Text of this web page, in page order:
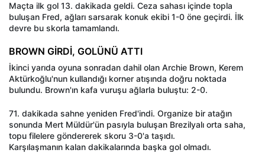
Maçta ilk gol 13. dakikada geldi. Ceza sahası içinde topla
buluşan Fred, ağları sarsarak konuk ekibi 1-0 öne geçirdi. İlk
devre bu skorla tamamlandı.
BROWN GİRDİ, GOLÜNÜ ATTI
İkinci yarıda oyuna sonradan dahil olan Archie Brown, Kerem
Aktürkoğlu'nun kullandığı korner atışında doğru noktada
bulundu. Brown'ın kafa vuruşu ağlarla buluştu: 2-0.
71. dakikada sahne yeniden Fred'indi. Organize bir atağın
sonunda Mert Müldür'ün pasıyla buluşan Brezilyalı orta saha,
topu filelere göndererek skoru 3-0'a taşıdı.
Karşılaşmanın kalan dakikalarında başka gol olmadı.